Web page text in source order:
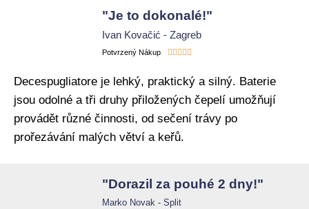
"Je to dokonalé!"
Ivan Kovačić - Zagreb
Potvrzený Nákup 
Decespugliatore je lehký, praktický a silný. Baterie
jsou odolné a tři druhy přiložených čepelí umožňují
provádět různé činnosti, od sečení trávy po
prořezávání malých větví a keřů.
"Dorazil za pouhé 2 dny!"
Marko Novak - Split